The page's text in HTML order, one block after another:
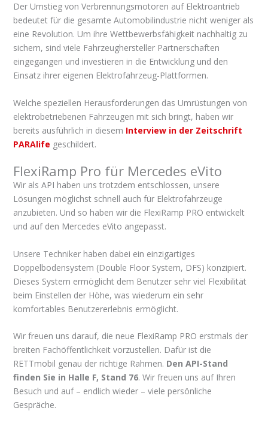
Der Umstieg von Verbrennungsmotoren auf Elektroantrieb
bedeutet für die gesamte Automobilindustrie nicht weniger als
eine Revolution. Um ihre Wettbewerbsfähigkeit nachhaltig zu
sichern, sind viele Fahrzeughersteller Partnerschaften
eingegangen und investieren in die Entwicklung und den
Einsatz ihrer eigenen Elektrofahrzeug-Plattformen.
Welche speziellen Herausforderungen das Umrüstungen von
elektrobetriebenen Fahrzeugen mit sich bringt, haben wir
bereits ausführlich in diesem Interview in der Zeitschrift
PARAlife geschildert.
FlexiRamp Pro für Mercedes eVito
Wir als API haben uns trotzdem entschlossen, unsere
Lösungen möglichst schnell auch für Elektrofahrzeuge
anzubieten. Und so haben wir die FlexiRamp PRO entwickelt
und auf den Mercedes eVito angepasst.
Unsere Techniker haben dabei ein einzigartiges
Doppelbodensystem (Double Floor System, DFS) konzipiert.
Dieses System ermöglicht dem Benutzer sehr viel Flexibilität
beim Einstellen der Höhe, was wiederum ein sehr
komfortables Benutzererlebnis ermöglicht.
Wir freuen uns darauf, die neue FlexiRamp PRO erstmals der
breiten Fachöffentlichkeit vorzustellen. Dafür ist die
RETTmobil genau der richtige Rahmen. Den API-Stand
finden Sie in Halle F, Stand 76. Wir freuen uns auf Ihren
Besuch und auf – endlich wieder – viele persönliche
Gespräche.